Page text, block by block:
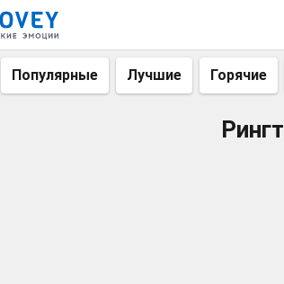
Популярные Лучшие Горячие